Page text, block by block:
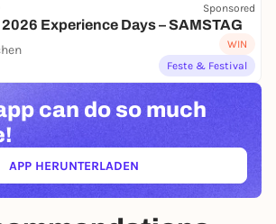
Sponsored
Experience Days – SAMSTAG
WIN
Feste & Festival
can do so much
APP HERUNTERLADEN(ÖFFNET IN NEUEM TAB)